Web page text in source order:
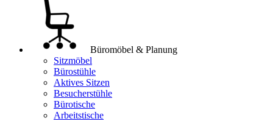
Büromöbel & Planung
Sitzmöbel
Bürostühle
Aktives Sitzen
Besucherstühle
Bürotische
Arbeitstische